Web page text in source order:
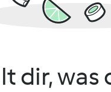
dir, was